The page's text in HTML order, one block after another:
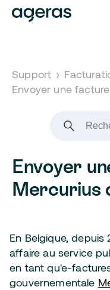
Support ›
Envoyer une
Envoyer
Mercurius
En Belgique,
affaire au service
en tant qu'e-
gouvernementale